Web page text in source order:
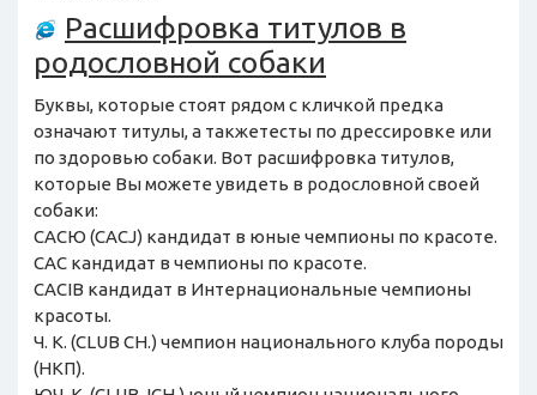
Расшифровка титулов в
родословной собаки
Буквы, которые стоят рядом с кличкой предка
означают титулы, а такжетесты по дрессировке или
по здоровью собаки. Вот расшифровка титулов,
которые Вы можете увидеть в родословной своей
собаки:
CACЮ (CACJ) кандидат в юные чемпионы по красоте.
САС кандидат в чемпионы по красоте.
CACIB кандидат в Интернациональные чемпионы
красоты.
Ч. К. (CLUB CH.) чемпион национального клуба породы
(НКП).